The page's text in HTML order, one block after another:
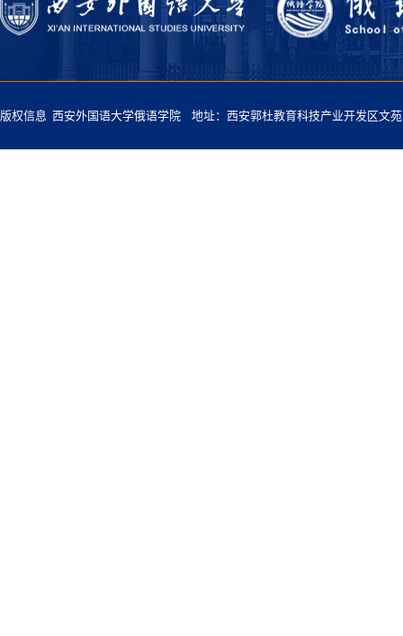
版权信息 西安外国语大学俄语学院 地址：西安郭杜教育科技产业开发区文